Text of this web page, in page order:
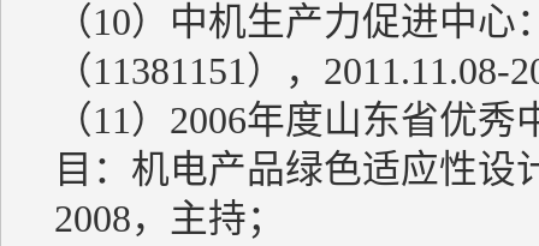
（10）中机生产力促进中
（11381151），2011.11.08-
（11）2006年度山东省优
目：机电产品绿色适应性设
2008，主持；